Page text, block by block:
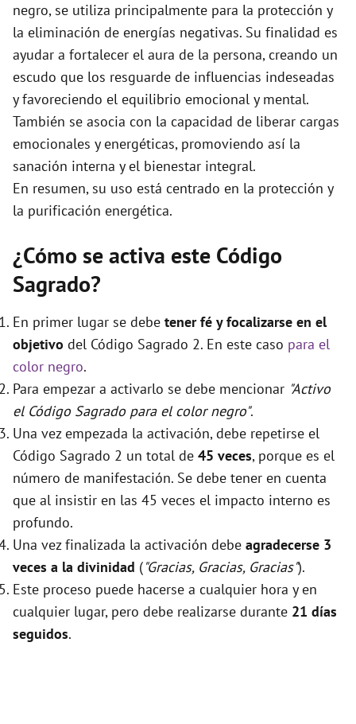
e
o
negro, se utiliza principalmente para la protección y
la eliminación de energías negativas. Su finalidad es
ayudar a fortalecer el aura de la persona, creando un
escudo que los resguarde de influencias indeseadas
y favoreciendo el equilibrio emocional y mental.
También se asocia con la capacidad de liberar cargas
emocionales y energéticas, promoviendo así la
sanación interna y el bienestar integral.
En resumen, su uso está centrado en la protección y
la purificación energética.
¿Cómo se activa este Código
Sagrado?
En primer lugar se debe tener fé y focalizarse en el
objetivo del Código Sagrado 2. En este caso para el
color negro.
Para empezar a activarlo se debe mencionar "Activo
el Código Sagrado para el color negro".
Una vez empezada la activación, debe repetirse el
Código Sagrado 2 un total de 45 veces, porque es el
número de manifestación. Se debe tener en cuenta
que al insistir en las 45 veces el impacto interno es
profundo.
Una vez finalizada la activación debe agradecerse 3
veces a la divinidad ("Gracias, Gracias, Gracias").
Este proceso puede hacerse a cualquier hora y en
cualquier lugar, pero debe realizarse durante 21 días
seguidos.